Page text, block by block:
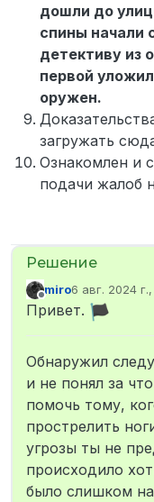
дошли до
спины начали
детективу из
первой
оружен.
загружать
Ознакомлен и
подачи жалоб
Не в сети
miro6 авг. 2024
Привет.
Обнаружил
и не понял за
помочь тому,
прострелить
угрозы ты не
происходило
было слишком